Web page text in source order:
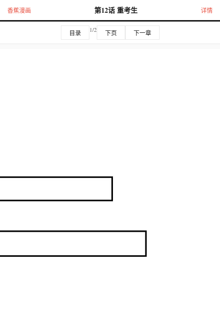
香蕉漫画 第12话 重考生 详情
目录 1/2 下页 下一章